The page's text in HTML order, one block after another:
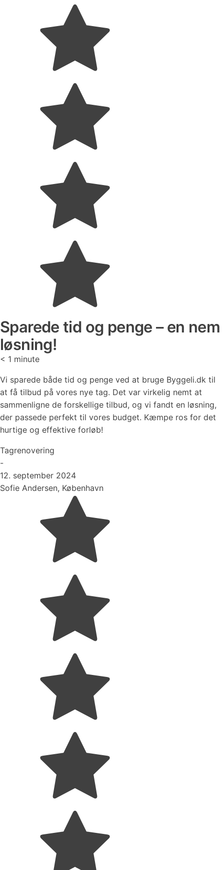
Sparede tid og penge – en nem
løsning!
< 1 minute
Vi sparede både tid og penge ved at bruge Byggeli.dk til
at få tilbud på vores nye tag. Det var virkelig nemt at
sammenligne de forskellige tilbud, og vi fandt en løsning,
der passede perfekt til vores budget. Kæmpe ros for det
hurtige og effektive forløb!
Tagrenovering
-
12. september 2024
Sofie Andersen, København